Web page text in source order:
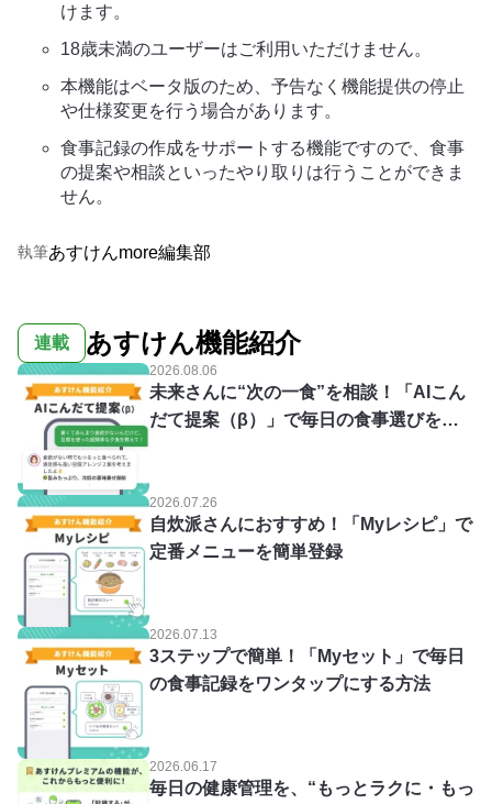
けます。
18歳未満のユーザーはご利用いただけません。
本機能はベータ版のため、予告なく機能提供の停止
や仕様変更を行う場合があります。
食事記録の作成をサポートする機能ですので、食事
の提案や相談といったやり取りは行うことができま
せん。
執筆あすけんmore編集部
連載 あすけん機能紹介
2026.08.06
未来さんに“次の一食”を相談！「AIこん
だて提案（β）」で毎日の食事選びをス
2026.07.26
自炊派さんにおすすめ！「Myレシピ」で
定番メニューを簡単登録
2026.07.13
3ステップで簡単！「Myセット」で毎日
の食事記録をワンタップにする方法
2026.06.17
毎日の健康管理を、“もっとラクに・もっ